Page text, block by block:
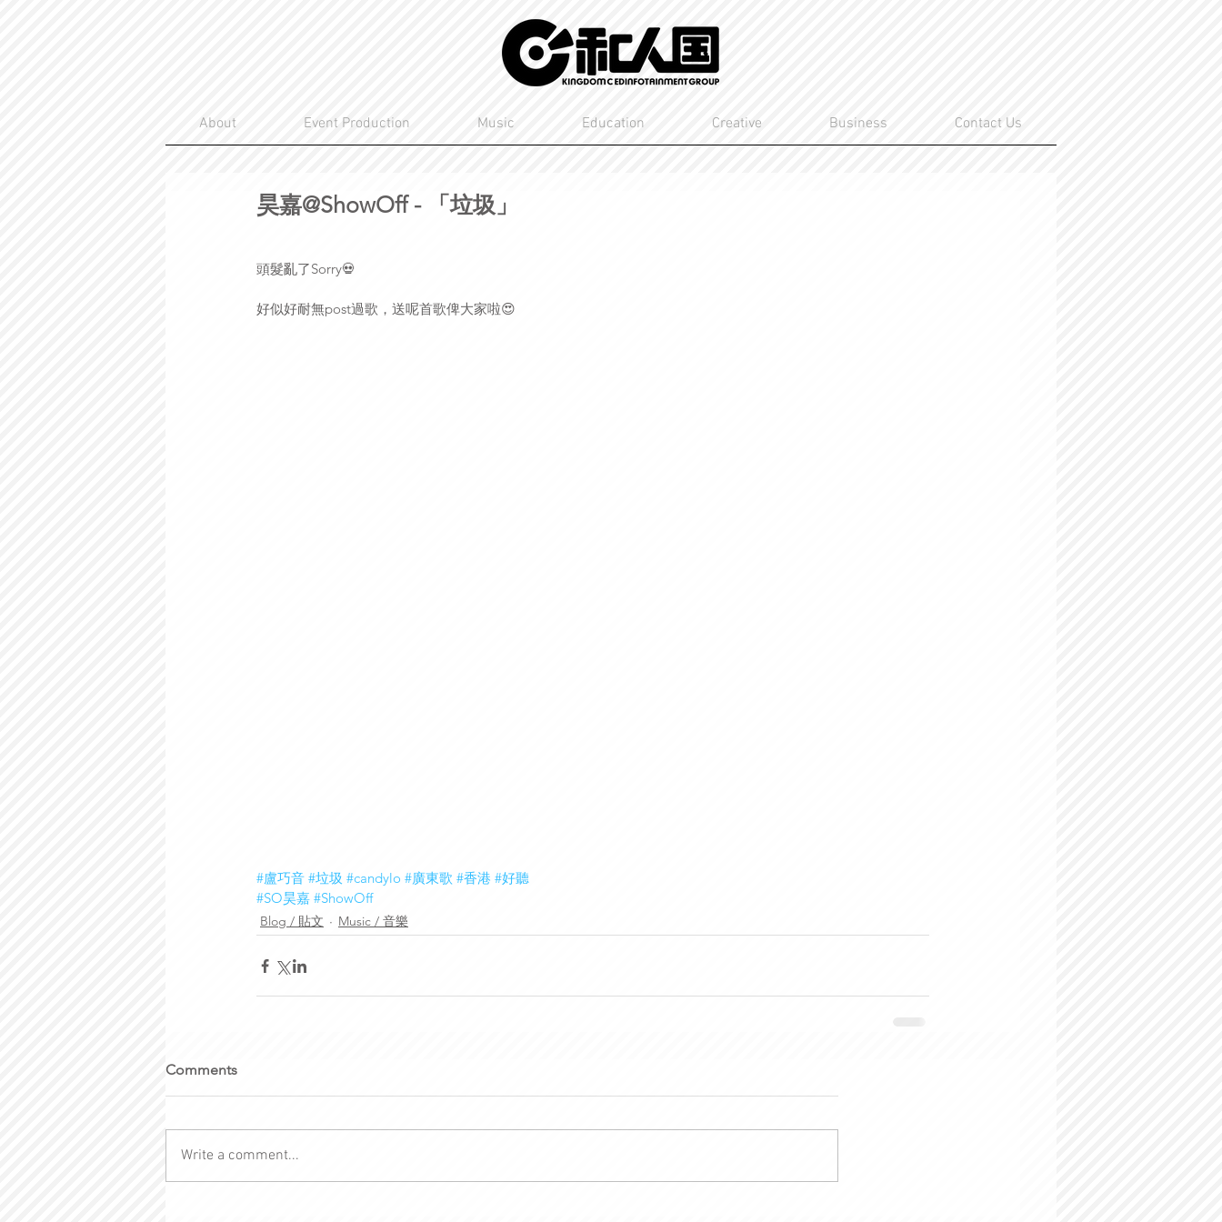
About Event Production Music Education Creative Business Contact Us
昊嘉@ShowOff - 「垃圾」
頭髮亂了Sorry💀
好似好耐無post過歌，送呢首歌俾大家啦😍
#盧巧音 #垃圾 #candylo #廣東歌 #香港 #好聽
#SO昊嘉 #ShowOff
Blog / 貼文 Music / 音樂
Comments
Write a comment...